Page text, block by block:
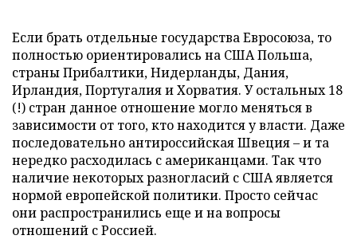
Если брать отдельные государства Евросоюза, то
полностью ориентировались на США Польша,
страны Прибалтики, Нидерланды, Дания,
Ирландия, Португалия и Хорватия. У остальных 18
(!) стран данное отношение могло меняться в
зависимости от того, кто находится у власти. Даже
последовательно антироссийская Швеция – и та
нередко расходилась с американцами. Так что
наличие некоторых разногласий с США является
нормой европейской политики. Просто сейчас
они распространились еще и на вопросы
отношений с Россией.